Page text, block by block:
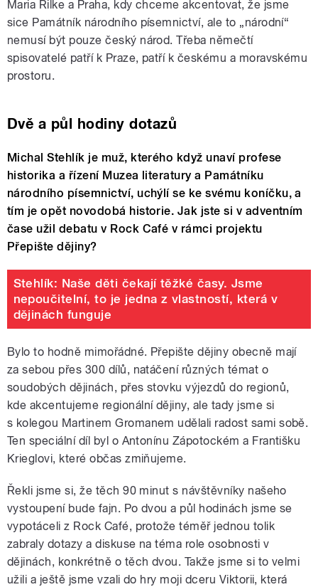
Maria Rilke a Praha, kdy chceme akcentovat, že jsme
sice Památník národního písemnictví, ale to „národní“
nemusí být pouze český národ. Třeba němečtí
spisovatelé patří k Praze, patří k českému a moravskému
prostoru.
Dvě a půl hodiny dotazů
Michal Stehlík je muž, kterého když unaví profese
historika a řízení Muzea literatury a Památníku
národního písemnictví, uchýlí se ke svému koníčku, a
tím je opět novodobá historie. Jak jste si v adventním
čase užil debatu v Rock Café v rámci projektu
Přepište dějiny?
Stehlík: Naše děti čekají těžké časy. Jsme
nepoučitelní, to je jedna z vlastností, která v
dějinách funguje
Bylo to hodně mimořádné. Přepište dějiny obecně mají
za sebou přes 300 dílů, natáčení různých témat o
soudobých dějinách, přes stovku výjezdů do regionů,
kde akcentujeme regionální dějiny, ale tady jsme si
s kolegou Martinem Gromanem udělali radost sami sobě.
Ten speciální díl byl o Antonínu Zápotockém a Františku
Krieglovi, které občas zmiňujeme.
Řekli jsme si, že těch 90 minut s návštěvníky našeho
vystoupení bude fajn. Po dvou a půl hodinách jsme se
vypotáceli z Rock Café, protože téměř jednou tolik
zabraly dotazy a diskuse na téma role osobnosti v
dějinách, konkrétně o těch dvou. Takže jsme si to velmi
užili a ještě jsme vzali do hry moji dceru Viktorii, která